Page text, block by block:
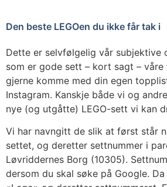
Den beste LEGOen du ikke får tak i
Dette er selvfølgelig vår subjektive
som er gode sett – kort sagt –
gjerne komme med din egen
Instagram. Kanskje både vi og
nye (og utgåtte) LEGO-sett vi kan
Vi har navngitt de slik at først står
settet, og deretter settnummer i
Løvriddernes Borg (10305).
dersom du skal søke på Google.